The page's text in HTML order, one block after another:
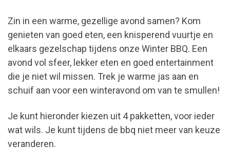
Zin in een warme, gezellige avond samen? Kom
genieten van goed eten, een knisperend vuurtje en
elkaars gezelschap tijdens onze Winter BBQ. Een
avond vol sfeer, lekker eten en goed entertainment
die je niet wil missen. Trek je warme jas aan en
schuif aan voor een winteravond om van te smullen!
Je kunt hieronder kiezen uit 4 pakketten, voor ieder
wat wils. Je kunt tijdens de bbq niet meer van keuze
veranderen.